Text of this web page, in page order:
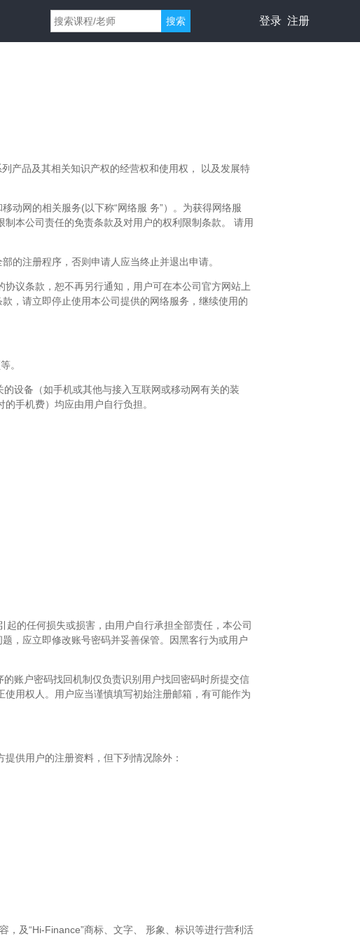
搜索 登录 注册
产品及其相关知识产权的经营权和使用权， 以及发展特
动网的相关服务(以下称“网络服 务”）。为获得网络服
本公司责任的免责条款及对用户的权利限制条款。 请用
的注册程序，否则申请人应当终止并退出申请。
议条款，恕不再另行通知，用户可在本公司官方网站上
，请立即停止使用本公司提供的网络服务，继续使用的
。
设备（如手机或其他与接入互联网或移动网有关的装
手机费）均应由用户自行负担。
的任何损失或损害，由用户自行承担全部责任，本公司
，应立即修改账号密码并妥善保管。因黑客行为或用户
账户密码找回机制仅负责识别用户找回密码时所提交信
用权人。用户应当谨慎填写初始注册邮箱，有可能作为
供用户的注册资料，但下列情况除外：
，及“Hi-Finance”商标、文字、 形象、标识等进行营利活